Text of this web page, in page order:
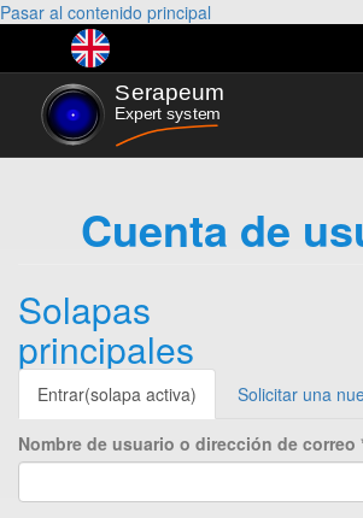
Pasar al contenido principal
Cuenta de
Solapas
principales
Entrar(solapa activa) Solicitar una
Nombre de usuario o dirección de correo